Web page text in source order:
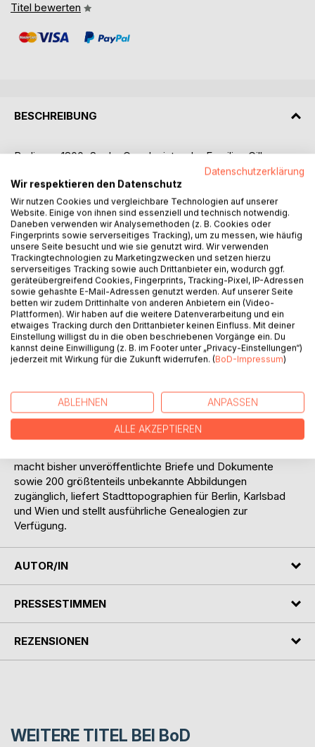
Titel bewerten
BESCHREIBUNG
Berlin um 1800. Sechs Geschwister der Familien Gilly,
Hainchelin und Gentz finden zu drei Ehepaaren zusammen
und sind dadurch untereinander verheiratet, verschwägert
und verschwippschwägert. Zu dieser ungewöhnlichen
Familienkonstellation gehören der Architekt Friedrich Gilly,
der Ministerialbeamte Ludwig Gentz sowie dessen Bruder
Friedrich Gentz, später Berater des Fürsten Metternich in
Wien. Friedrich Gillys Schwester Maria Wilhelmina und die
Schwestern Anna Henriette und Marie Ulrike Hainchelin, die
auf dem Umschlag in einer Zeichnung Friedrich Gillys
abgebildet sind, vervollständigen das Sextett. Weitere
Geschwister der Sechs sind der Architekt Heinrich Gentz
sowie Elisabeth Hainchelin, Schülerin des Malers Daniel
Chodowiecki, deren vier jugendliche Söhne in den
Befreiungskriegen kämpften.
2022 erschien die 1. Auflage. In der vorliegenden 2. Auflage
taucht die Autorin tief in die Lebenswirklichkeit der drei
Familien und nachfolgender Generationen ein. Sie
beleuchtet die hugenottische Herkunft der Hauptpersonen,
macht bisher unveröffentlichte Briefe und Dokumente
sowie 200 größtenteils unbekannte Abbildungen
zugänglich, liefert Stadttopographien für Berlin, Karlsbad
und Wien und stellt ausführliche Genealogien zur
Verfügung.
AUTOR/IN
PRESSESTIMMEN
REZENSIONEN
WEITERE TITEL BEI BoD
Datenschutzerklärung
Wir respektieren den Datenschutz
Wir nutzen Cookies und vergleichbare Technologien auf unserer
Website. Einige von ihnen sind essenziell und technisch notwendig.
Daneben verwenden wir Analysemethoden (z. B. Cookies oder
Fingerprints sowie serverseitiges Tracking), um zu messen, wie häufig
unsere Seite besucht und wie sie genutzt wird. Wir verwenden
Trackingtechnologien zu Marketingzwecken und setzen hierzu
serverseitiges Tracking sowie auch Drittanbieter ein, wodurch ggf.
geräteübergreifend Cookies, Fingerprints, Tracking-Pixel, IP-Adressen
sowie gehashte E-Mail-Adressen genutzt werden. Auf unserer Seite
betten wir zudem Drittinhalte von anderen Anbietern ein (Video-
Plattformen). Wir haben auf die weitere Datenverarbeitung und ein
etwaiges Tracking durch den Drittanbieter keinen Einfluss. Mit deiner
Einstellung willigst du in die oben beschriebenen Vorgänge ein. Du
kannst deine Einwilligung (z. B. im Footer unter „Privacy-Einstellungen“)
jederzeit mit Wirkung für die Zukunft widerrufen. (BoD-Impressum)
ABLEHNEN ANPASSEN
ALLE AKZEPTIEREN